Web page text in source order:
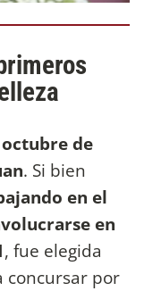
de
. Si bien
en el
en
, fue elegida
concursar por